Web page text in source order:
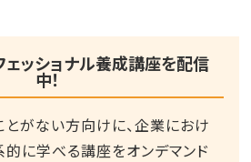
ェッショナル養成講座を配信
中！
がない方向けに、企業におけ
に学べる講座をオンデマンド